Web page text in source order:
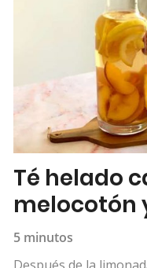
Té helado
melocotón
5 minutos